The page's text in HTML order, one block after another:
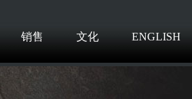
销售 文化 ENGLISH